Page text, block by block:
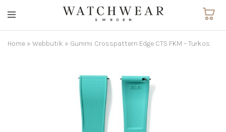
straps
and
Home » Webbutik » Gummi Crosspattern Edge CTS FKM – Turkos